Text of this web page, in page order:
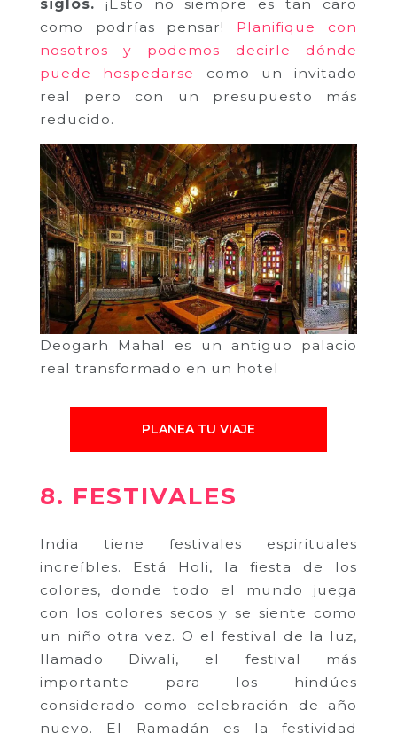
siglos. ¡Esto no siempre es tan caro
como podrías pensar! Planifique con
nosotros y podemos decirle dónde
puede hospedarse
como un invitado
real pero con un presupuesto más
reducido.
Deogarh Mahal es un antiguo palacio
real transformado en un hotel
PLANEA TU VIAJE
8. FESTIVALES
India tiene festivales espirituales
increíbles. Está Holi, la fiesta de los
colores, donde todo el mundo juega
con los colores secos y se siente como
un niño otra vez. O el festival de la luz,
llamado Diwali, el festival más
importante para los hindúes
considerado como celebración de año
nuevo. El Ramadán es la festividad